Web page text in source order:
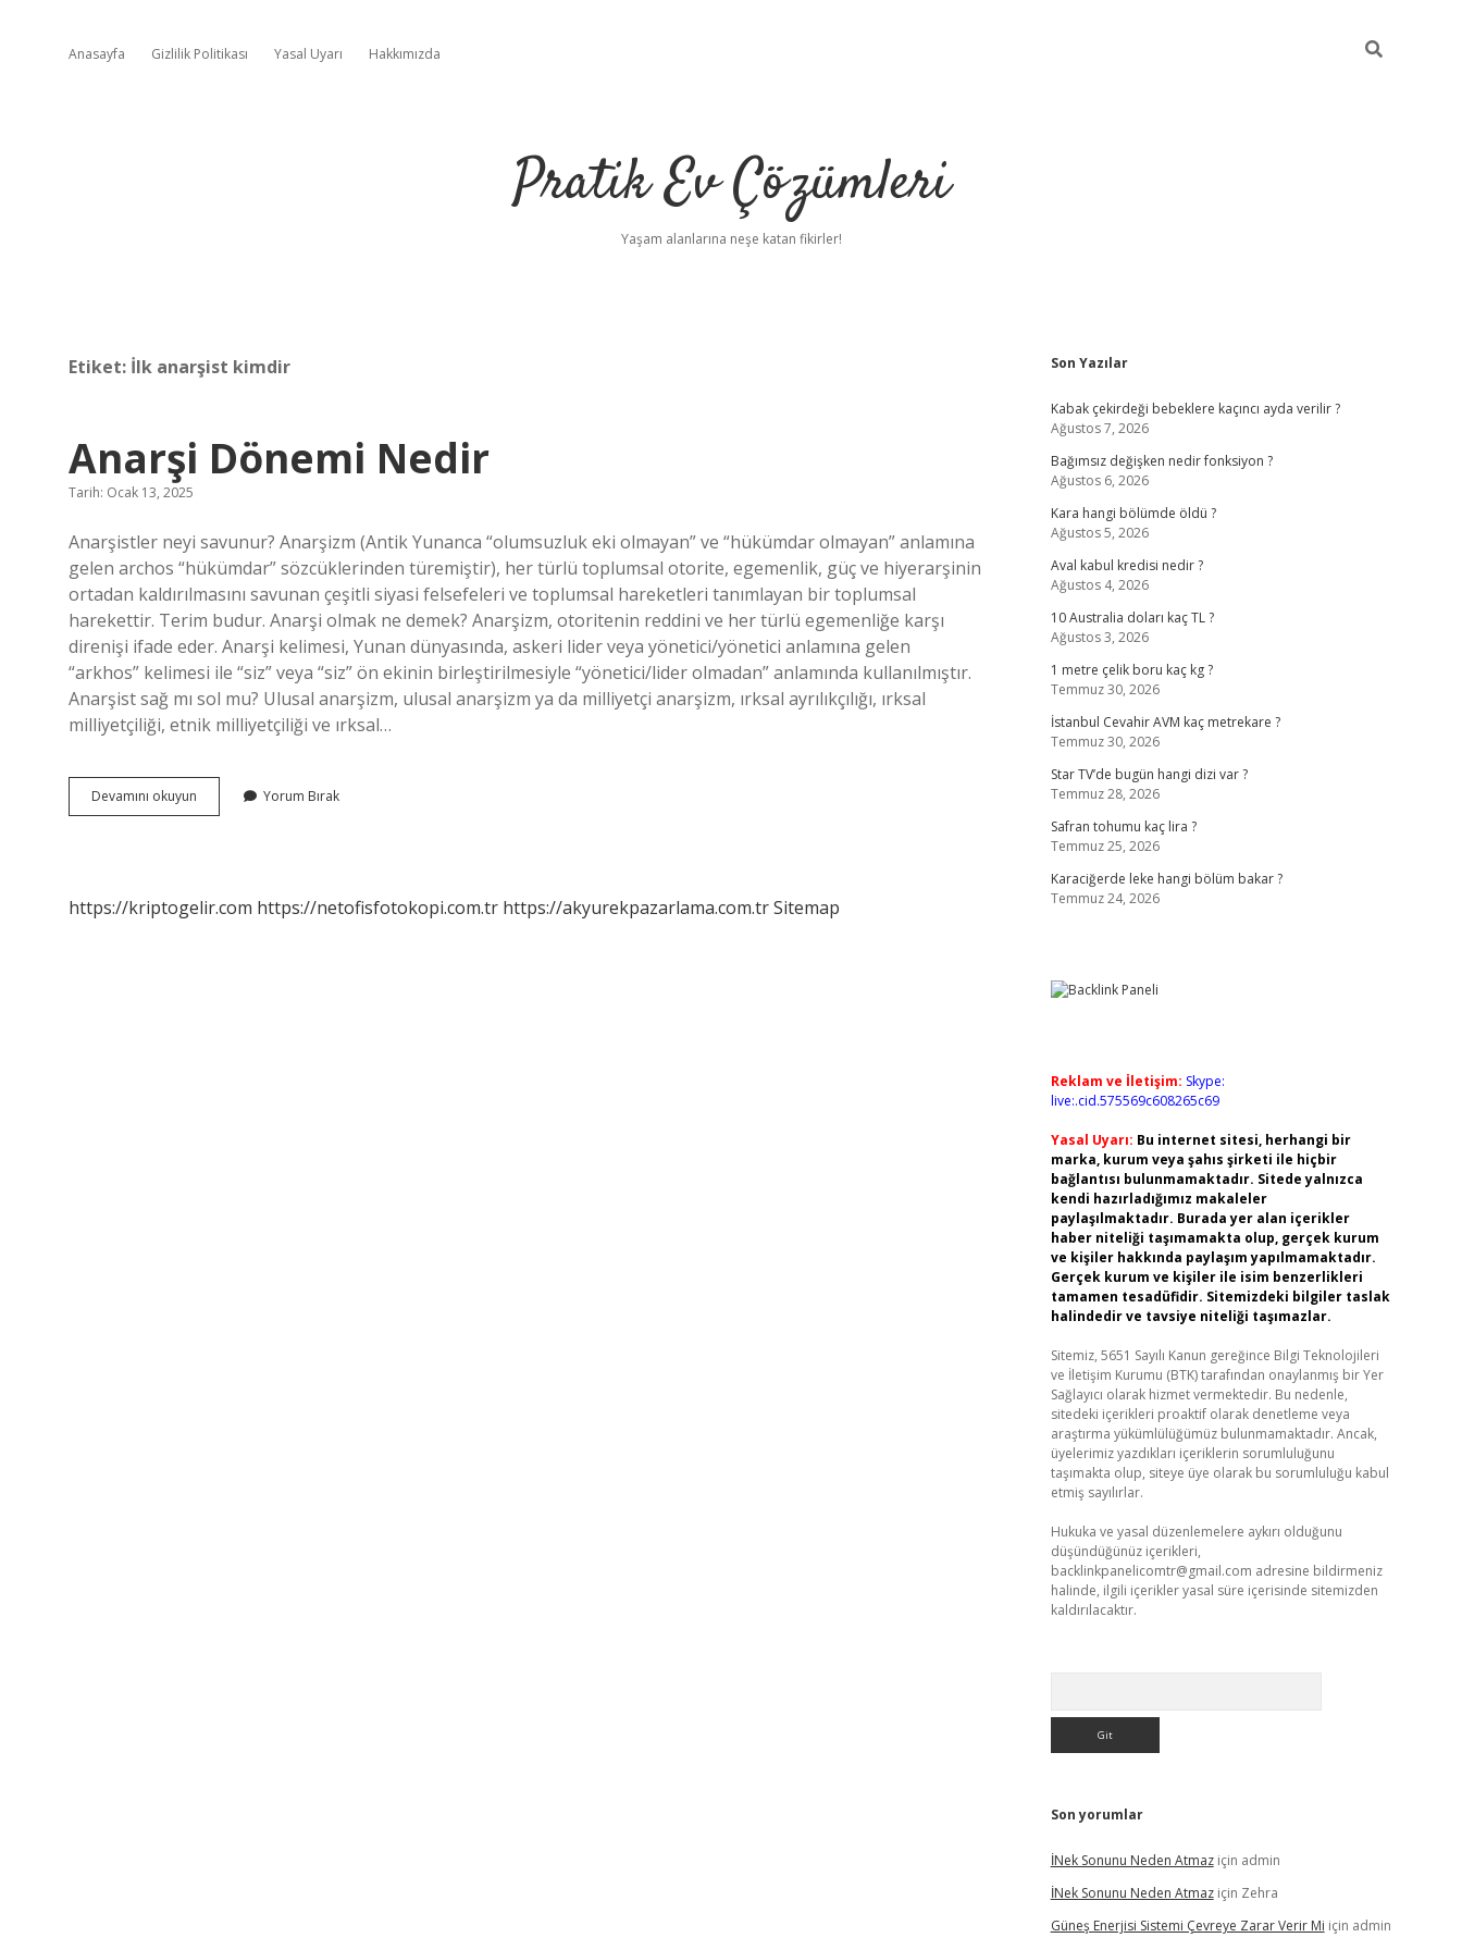
Anasayfa Gizlilik Politikası Yasal Uyarı Hakkımızda
Pratik Ev Çözümleri
Yaşam alanlarına neşe katan fikirler!
Etiket: İlk anarşist kimdir
Anarşi Dönemi Nedir
Tarih: Ocak 13, 2025
Anarşistler neyi savunur? Anarşizm (Antik Yunanca “olumsuzluk eki olmayan” ve “hükümdar olmayan” anlamına
gelen archos “hükümdar” sözcüklerinden türemiştir), her türlü toplumsal otorite, egemenlik, güç ve hiyerarşinin
ortadan kaldırılmasını savunan çeşitli siyasi felsefeleri ve toplumsal hareketleri tanımlayan bir toplumsal
harekettir. Terim budur. Anarşi olmak ne demek? Anarşizm, otoritenin reddini ve her türlü egemenliğe karşı
direnişi ifade eder. Anarşi kelimesi, Yunan dünyasında, askeri lider veya yönetici/yönetici anlamına gelen
“arkhos” kelimesi ile “siz” veya “siz” ön ekinin birleştirilmesiyle “yönetici/lider olmadan” anlamında kullanılmıştır.
Anarşist sağ mı sol mu? Ulusal anarşizm, ulusal anarşizm ya da milliyetçi anarşizm, ırksal ayrılıkçılığı, ırksal
milliyetçiliği, etnik milliyetçiliği ve ırksal…
Devamını okuyun
Dönemi
Yorum Bırak
https://kriptogelir.com https://netofisfotokopi.com.tr https://akyurekpazarlama.com.trSitemap
Sidebar
Son Yazılar
Kabak çekirdeği bebeklere kaçıncı ayda verilir ?
Ağustos 7, 2026
Bağımsız değişken nedir fonksiyon ?
Ağustos 6, 2026
Kara hangi bölümde öldü ?
Ağustos 5, 2026
Aval kabul kredisi nedir ?
Ağustos 4, 2026
10 Australia doları kaç TL ?
Ağustos 3, 2026
1 metre çelik boru kaç kg ?
Temmuz 30, 2026
İstanbul Cevahir AVM kaç metrekare ?
Temmuz 30, 2026
Star TV’de bugün hangi dizi var ?
Temmuz 28, 2026
Safran tohumu kaç lira ?
Temmuz 25, 2026
Karaciğerde leke hangi bölüm bakar ?
Temmuz 24, 2026
Reklam ve İletişim: Skype:
live:.cid.575569c608265c69
Yasal Uyarı: Bu internet sitesi, herhangi bir
marka, kurum veya şahıs şirketi ile hiçbir
bağlantısı bulunmamaktadır. Sitede yalnızca
kendi hazırladığımız makaleler
paylaşılmaktadır. Burada yer alan içerikler
haber niteliği taşımamakta olup, gerçek kurum
ve kişiler hakkında paylaşım yapılmamaktadır.
Gerçek kurum ve kişiler ile isim benzerlikleri
tamamen tesadüfidir. Sitemizdeki bilgiler taslak
halindedir ve tavsiye niteliği taşımazlar.
Sitemiz, 5651 Sayılı Kanun gereğince Bilgi Teknolojileri
ve İletişim Kurumu (BTK) tarafından onaylanmış bir Yer
Sağlayıcı olarak hizmet vermektedir. Bu nedenle,
sitedeki içerikleri proaktif olarak denetleme veya
araştırma yükümlülüğümüz bulunmamaktadır. Ancak,
üyelerimiz yazdıkları içeriklerin sorumluluğunu
taşımakta olup, siteye üye olarak bu sorumluluğu kabul
etmiş sayılırlar.
Hukuka ve yasal düzenlemelere aykırı olduğunu
düşündüğünüz içerikleri,
backlinkpanelicomtr@gmail.com adresine bildirmeniz
halinde, ilgili içerikler yasal süre içerisinde sitemizden
kaldırılacaktır.
Son yorumlar
İNek Sonunu Neden Atmaziçin admin
İNek Sonunu Neden Atmaziçin Zehra
Güneş Enerjisi Sistemi Çevreye Zarar Verir Mi için admin